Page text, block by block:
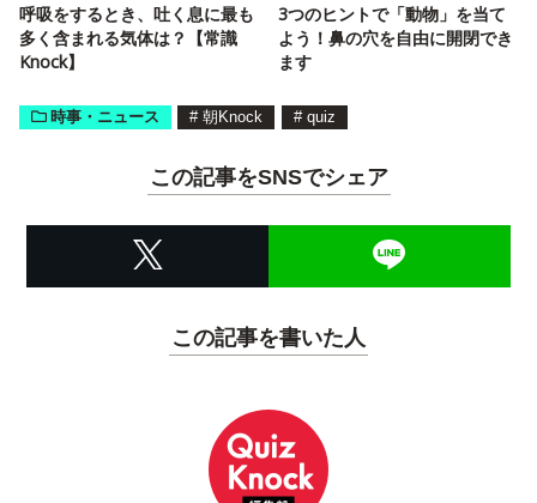
呼吸をするとき、吐く息に最も
多く含まれる気体は？【常識
Knock】
3つのヒントで「動物」を当て
よう！鼻の穴を自由に開閉でき
ます
時事・ニュース # 朝Knock # quiz
この記事をSNSでシェア
この記事を書いた人